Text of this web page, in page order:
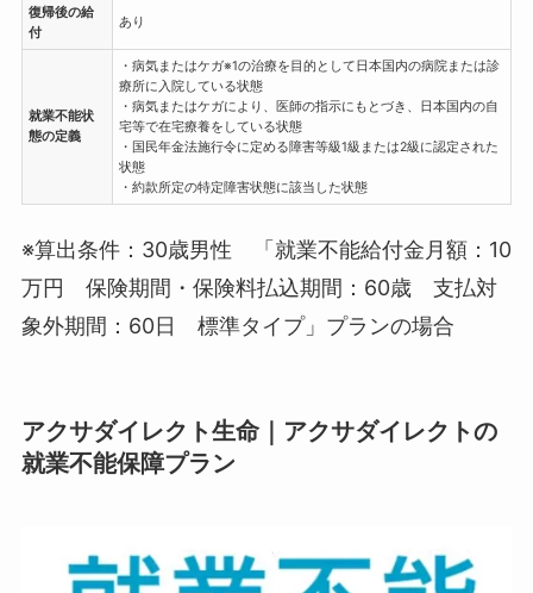
復帰後の給
付
あり
就業不能状
態の定義
・病気またはケガ※1の治療を目的として日本国内の病院または診
療所に入院している状態
・病気またはケガにより、医師の指示にもとづき、日本国内の自
宅等で在宅療養をしている状態
・国民年金法施行令に定める障害等級1級または2級に認定された
状態
・約款所定の特定障害状態に該当した状態
※算出条件：30歳男性 「就業不能給付金月額：10
万円 保険期間・保険料払込期間：60歳 支払対
象外期間：60日 標準タイプ」プランの場合
アクサダイレクト生命｜アクサダイレクトの​
就業不能保障プラン